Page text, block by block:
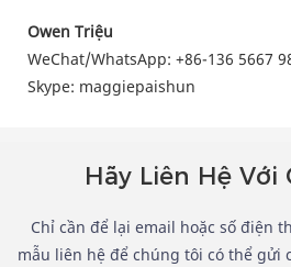
Owen Triệu
WeChat/WhatsApp: +86-136 5667
Skype: maggiepaishun
Hãy Liên Hệ Với
Chỉ cần để lại email hoặc số điện
mẫu liên hệ để chúng tôi có thể gửi